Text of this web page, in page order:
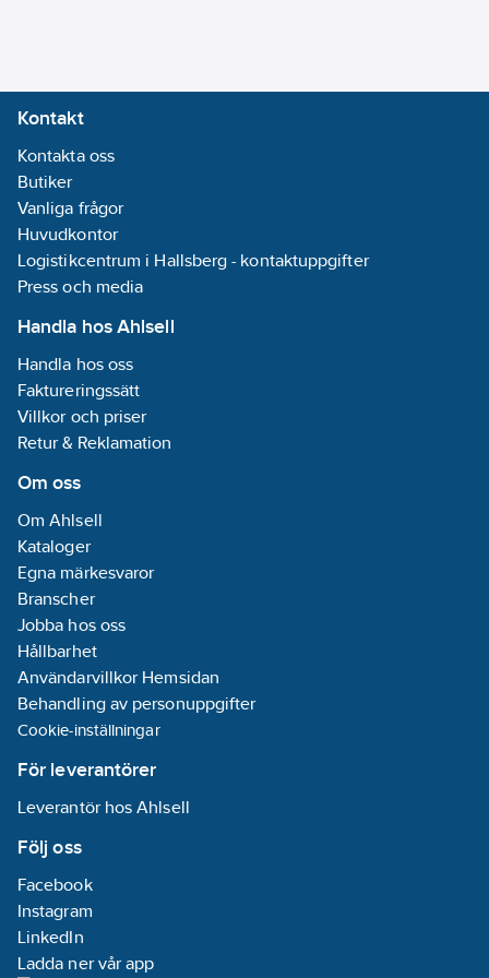
manöverpanelen eller
med DLS5
programmet.
Strömförbrukning:
120mA min - 400mA
max.
Temperaturområde:
godkänd i larmklass 3.
Artikelnummer:
Lev. artikelnr: 119986
Materialklass QS7490
Kontakt
Kontakta oss
Butiker
Vanliga frågor
Huvudkontor
Logistikcentrum i Hallsberg - kontaktuppgifter
Press och media
Handla hos Ahlsell
Handla hos oss
Faktureringssätt
Villkor och priser
Retur & Reklamation
Om oss
Om Ahlsell
Kataloger
Egna märkesvaror
Branscher
Jobba hos oss
Hållbarhet
Användarvillkor Hemsidan
Behandling av personuppgifter
Cookie-inställningar
För leverantörer
Leverantör hos Ahlsell
Följ oss
Facebook
Instagram
LinkedIn
Ladda ner vår app